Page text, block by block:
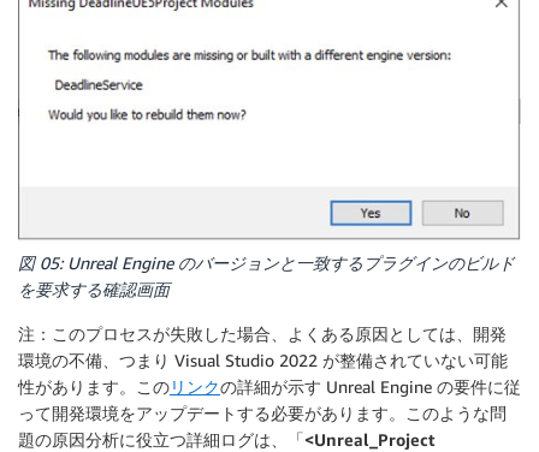
図 05: Unreal Engine のバージョンと一致するプラグインのビルド
を要求する確認画面
注： このプロセスが失敗した場合、よくある原因としては、開発
環境の不備、つまり Visual Studio 2022 が整備されていない可能
性があります。このリンクの詳細が示す Unreal Engine の要件に従
って開発環境をアップデートする必要があります。このような問
題の原因分析に役立つ詳細ログは、「<Unreal_Project